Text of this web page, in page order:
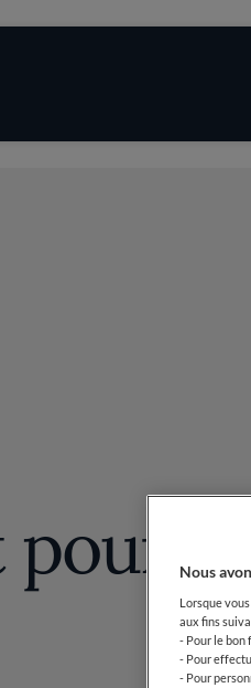
et
pour
Nous
Lorsque
aux fins
- Pour le bon
- Pour
- Pour